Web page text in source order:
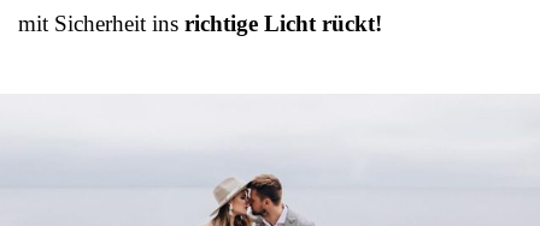
mit Sicherheit ins richtige Licht rückt!